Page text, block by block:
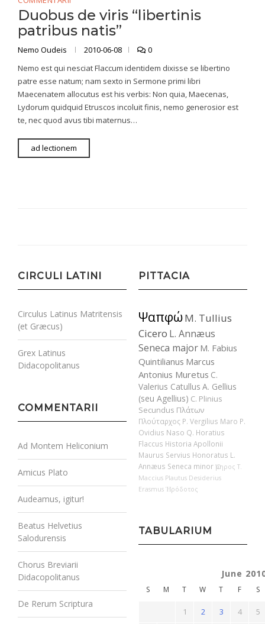
Duobus de viris “libertinis
patribus natis”
Nemo Oudeis 2010-06-08
0
Nemo est qui nesciat Flaccum identidem dixisse se libertino
patre esse natum; nam sexto in Sermone primi libri
Maecenatem allocutus est his verbis: Non quia, Maecenas,
Lydorum quidquid Etruscos incoluit finis, nemo generosior est
te, nec quod avus tibi maternus…
ad lectionem
CIRCULI LATINI
Circulus Latinus Matritensis
(et Græcus)
Grex Latinus
Didacopolitanus
COMMENTARII
Ad Montem Heliconium
Amicus Plato
Audeamus, igitur!
Beatus Helvetius
Salodurensis
Chorus Breviarii
Didacopolitanus
De Rerum Scriptura
PITTACIA
ΨαπφώM. Tullius
Cicero L. Annæus
Seneca major M. Fabius
Quintilianus Marcus
Antonius Muretus C.
Valerius Catullus A. Gellius
(seu Agellius) C. Plinius
Secundus Πλάτων
Πλούταρχος P. Vergilius Maro P.
Ovidius Naso Q. Horatius
Flaccus Historia Apollonii
Maurus Servius Honoratus L.
Annæus Seneca minor Ὅμηρος T.
Maccius Plautus Desiderius
Erasmus Ἡρόδοτος
TABULARIUM
June
S M T W T F S
1 2 3 4
5